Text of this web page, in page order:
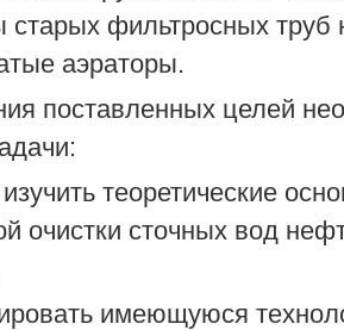
старых фильтросных
аэраторы.
поставленных целей
теоретические
очистки сточных вод
имеющуюся